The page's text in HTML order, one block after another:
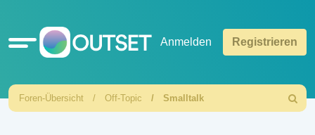
Schnellzugriff Anmelden Registrieren
Foren-Übersicht Off-Topic Smalltalk
Suche